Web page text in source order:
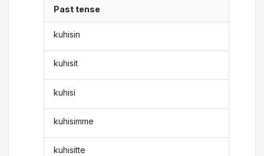
Past tense
kuhisin
kuhisit
kuhisi
kuhisimme
kuhisitte